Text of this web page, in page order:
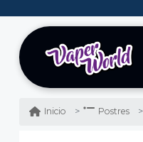
Inicio Postres